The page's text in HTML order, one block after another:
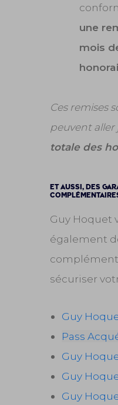
une
mois
Ces remises
peuvent aller
totale des
ET AUSSI, DES
Guy Hoquet
également
sécuriser
Guy
Pass
Guy
Guy
Guy